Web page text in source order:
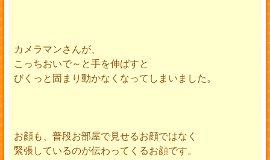
カメラマンさんが、
こっちおいで～と手を伸ばすと
びくっと固まり動かなくなってしまいました。
お顔も、普段お部屋で見せるお顔ではなく
緊張しているのが伝わってくるお顔です。